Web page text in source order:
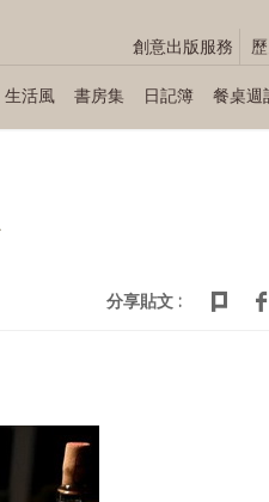
創意出版服務
生活風 書房集 日記簿 餐桌週
分享貼文 :